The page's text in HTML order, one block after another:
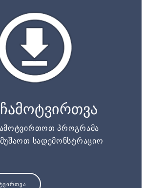
პროგრამა
სადემონსტრაციო